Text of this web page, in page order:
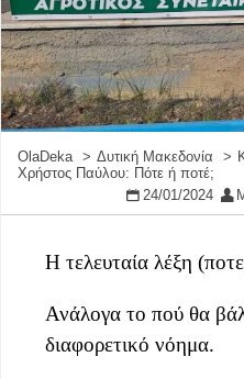
OlaDeka Δυτική Μακεδονία
Χρήστος Παύλου: Πότε ή ποτέ;
24/01/2024
Η τελευταία λέξη
Ανάλογα το πού θα
διαφορετικό νόημα.